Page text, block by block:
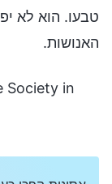
טבעו. הוא לא
האנושות.
Society in